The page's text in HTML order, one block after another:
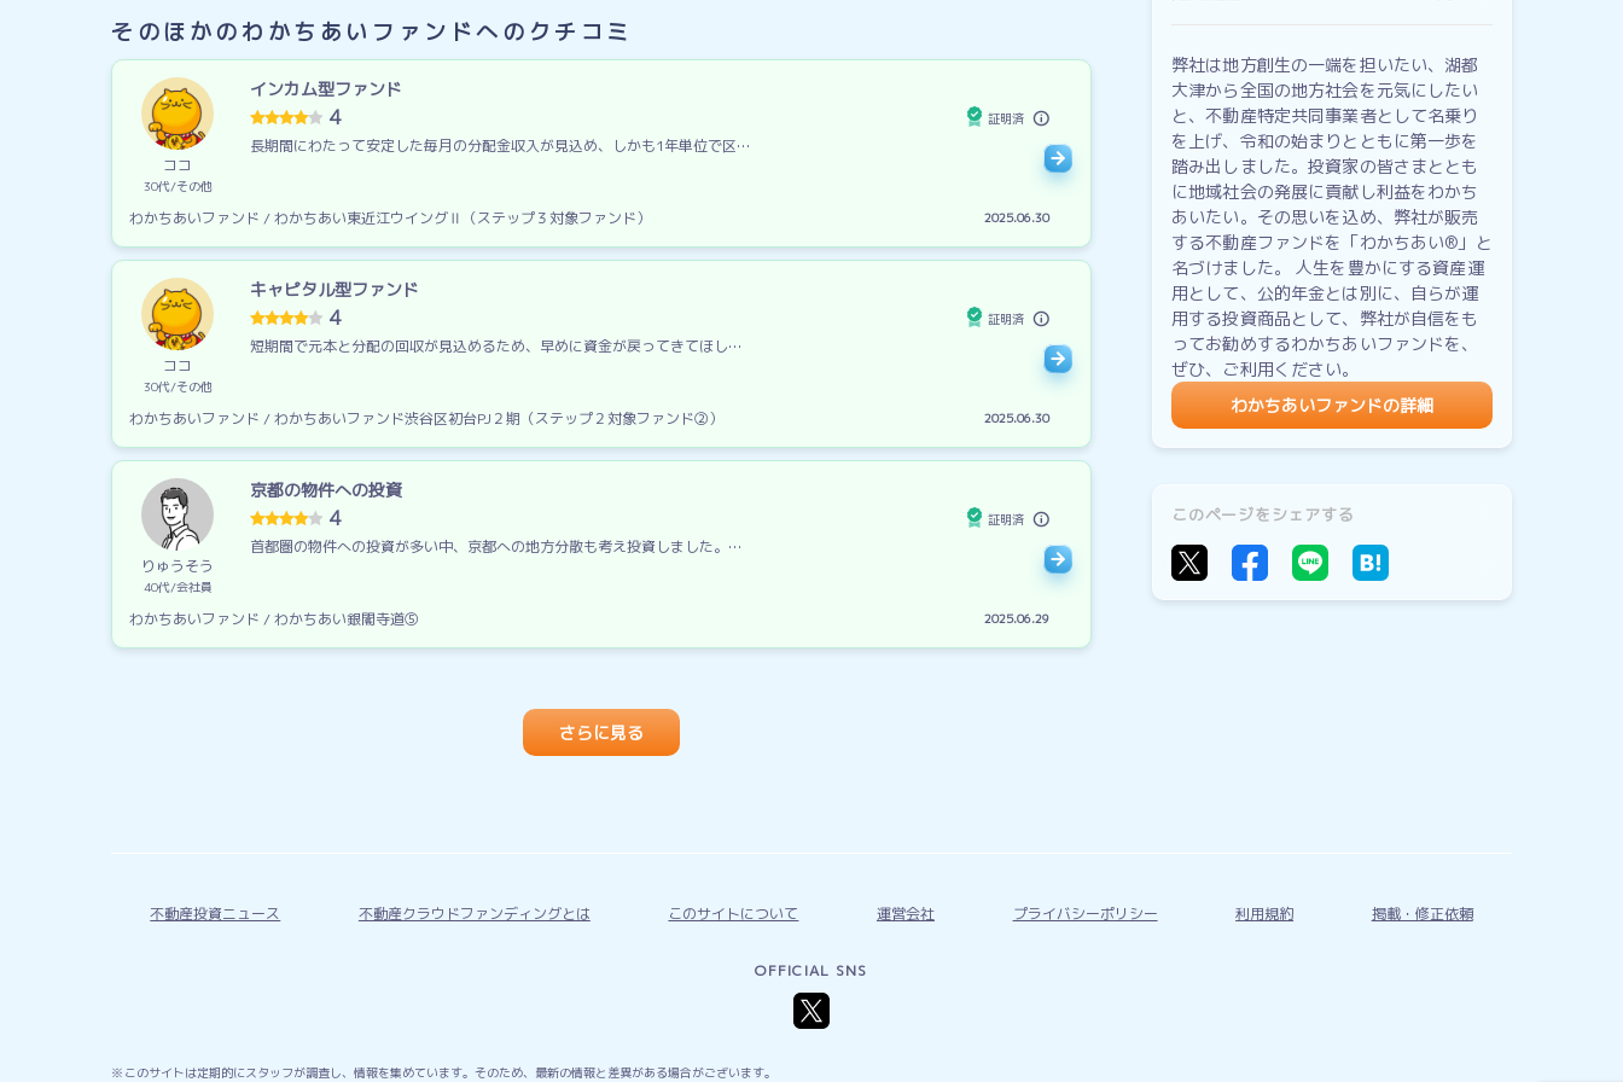
そのほかのわかちあいファンドへのクチコミ
ココ
30代 その他
インカム型ファンド
4 証明済
長期間にわたって安定した毎月の分配金収入が見込め、しかも1年単位で区…
わかちあいファンド / わかちあい東近江ウイングⅡ（ステップ３対象ファンド） 2025.06.30
ココ
30代 その他
キャピタル型ファンド
4 証明済
短期間で元本と分配の回収が見込めるため、早めに資金が戻ってきてほし…
わかちあいファンド / わかちあいファンド渋谷区初台PJ２期（ステップ２対象ファンド②） 2025.06.30
りゅうそう
40代 会社員
京都の物件への投資
4 証明済
首都圏の物件への投資が多い中、京都への地方分散も考え投資しました。…
わかちあいファンド / わかちあい銀閣寺道⑤ 2025.06.29
さらに見る
弊社は地方創生の一端を担いたい、湖都
大津から全国の地方社会を元気にしたい
と、不動産特定共同事業者として名乗り
を上げ、令和の始まりとともに第一歩を
踏み出しました。投資家の皆さまととも
に地域社会の発展に貢献し利益をわかち
あいたい。その思いを込め、弊社が販売
する不動産ファンドを「わかちあい®」と
名づけました。 人生を豊かにする資産運
用として、公的年金とは別に、自らが運
用する投資商品として、弊社が自信をも
ってお勧めするわかちあいファンドを、
ぜひ、ご利用ください。
わかちあいファンドの詳細
このページをシェアする
不動産投資ニュース 不動産クラウドファンディングとは このサイトについて 運営会社 プライバシーポリシー 利用規約 掲載・修正依頼
OFFICIAL SNS
このサイトは定期的にスタッフが調査し、情報を集めています。そのため、最新の情報と差異がある場合がございます。